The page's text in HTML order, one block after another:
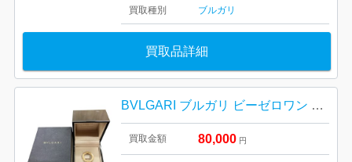
買取種別 ブルガリ
買取品詳細
BVLGARI ブルガリ ビーゼロワン リング ブランド アクセサリー
買取金額 80,000 円